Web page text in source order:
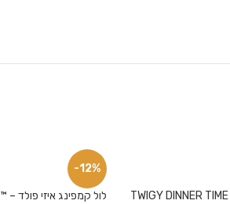
-12%
לול קמפינג איזי פולד – ™PACK & TRAVEL – EASY Fold